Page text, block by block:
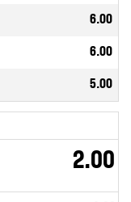
6.00
6.00
5.00
2.00